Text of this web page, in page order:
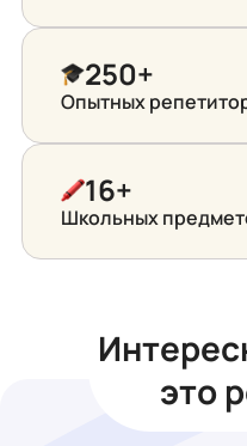
250+
Опытных
16+
Школьных
это